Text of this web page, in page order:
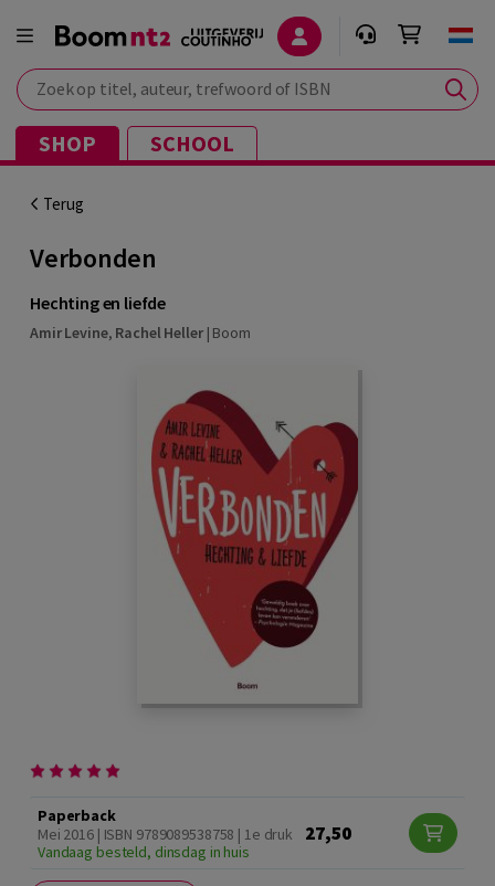
Zoek op titel, auteur, trefwoord of ISBN
SHOP SCHOOL
Terug
Verbonden
Hechting en liefde
Amir Levine, Rachel Heller| Boom
Paperback
Mei 2016 | ISBN 9789089538758 | 1e druk
Vandaag besteld, dinsdag in huis
27,50